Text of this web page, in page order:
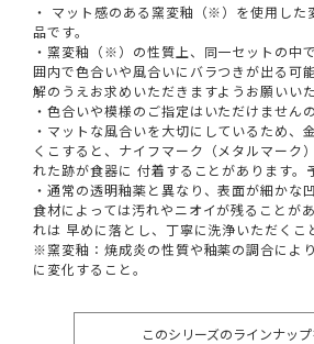
・ マット感のある窯変釉（※）を使用した
品です。
・窯変釉（※）の性質上、同一セットの中
囲内で色合いや風合いにバラつきが出る可
解のうえお求めいただきますようお願いいた
・色合いや模様のご指定はいただけません
・マットな風合いを大切にしているため、
くこすると、ナイフマーク（メタルマーク
れた跡が食器に 付着することがあります。
・通常の透明釉薬と異なり、表面が細かな
食材によっては汚れやニオイが残ることが
れは 早めに落とし、丁寧に洗浄いただくこ
※窯変釉：焼成炎の性質や釉薬の調合によ
に変化すること。
このシリーズのラインナッ